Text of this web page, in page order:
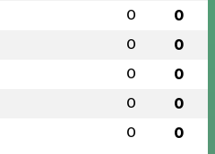
0 0
0 0
0 0
0 0
0 0